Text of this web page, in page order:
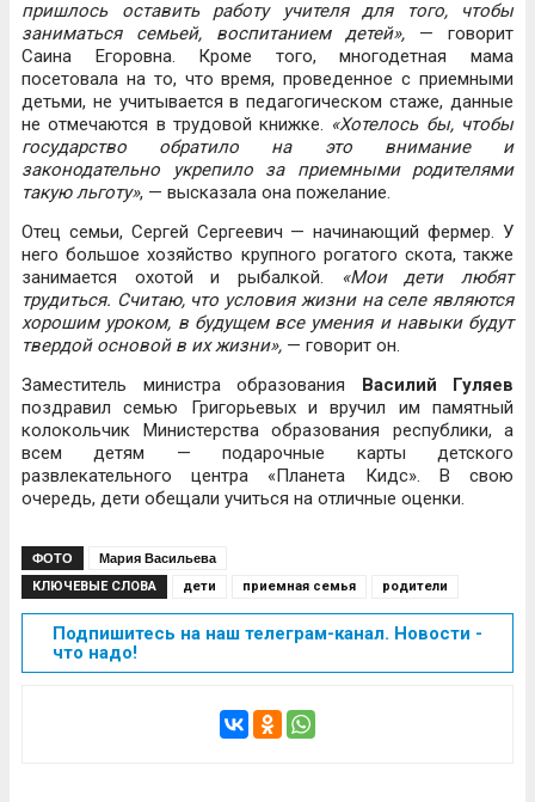
пришлось оставить работу учителя для того, чтобы
заниматься семьей, воспитанием детей», — говорит
Саина Егоровна. Кроме того, многодетная мама
посетовала на то, что время, проведенное с приемными
детьми, не учитывается в педагогическом стаже, данные
не отмечаются в трудовой книжке. «Хотелось бы, чтобы
государство обратило на это внимание и
законодательно укрепило за приемными родителями
такую льготу», — высказала она пожелание.
Отец семьи, Сергей Сергеевич — начинающий фермер. У
него большое хозяйство крупного рогатого скота, также
занимается охотой и рыбалкой.
«Мои дети любят
трудиться. Считаю, что условия жизни на селе являются
хорошим уроком, в будущем все умения и навыки будут
твердой основой в их жизни», — говорит он.
Заместитель министра образования Василий Гуляев
поздравил семью Григорьевых и вручил им памятный
колокольчик Министерства образования республики, а
всем детям — подарочные карты детского
развлекательного центра «Планета Кидс». В свою
очередь, дети обещали учиться на отличные оценки.
ФОТО Мария Васильева
КЛЮЧЕВЫЕ СЛОВА дети приемная семья родители
Подпишитесь на наш телеграм-канал. Новости -
что надо!